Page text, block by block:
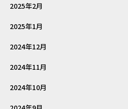
2025年2月
2025年1月
2024年12月
2024年11月
2024年10月